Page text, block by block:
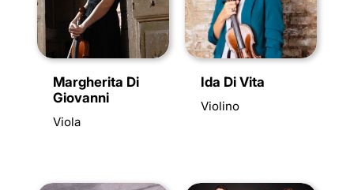
Margherita Di
Giovanni
Viola
Ida Di Vita
Violino